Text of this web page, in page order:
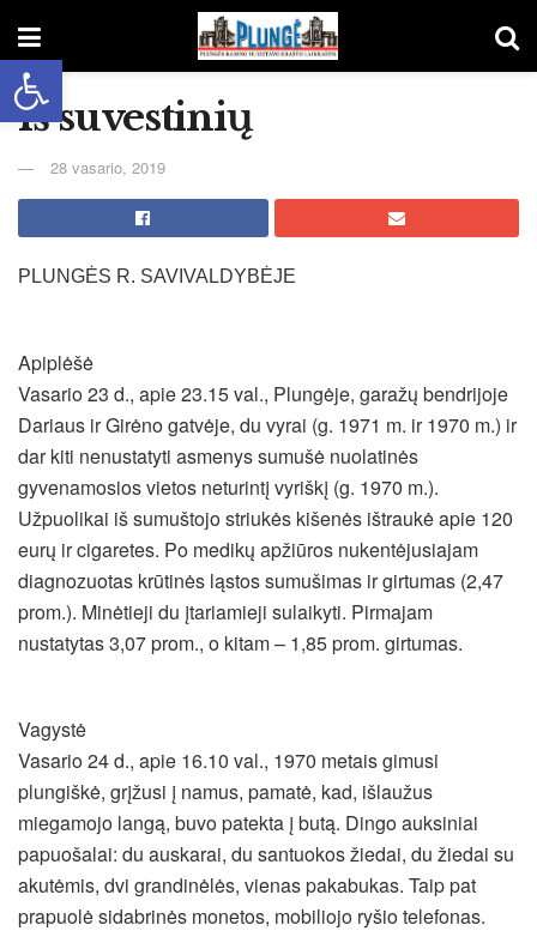
Open toolbar
Iš suvestinių
28 vasario, 2019
PLUNGĖS R. SAVIVALDYBĖJE
Apiplėšė
Vasario 23 d., apie 23.15 val., Plungėje, garažų bendrijoje
Dariaus ir Girėno gatvėje, du vyrai (g. 1971 m. ir 1970 m.) ir
dar kiti nenustatyti asmenys sumušė nuolatinės
gyvenamosios vietos neturintį vyriškį (g. 1970 m.).
Užpuolikai iš sumuštojo striukės kišenės ištraukė apie 120
eurų ir cigaretes. Po medikų apžiūros nukentėjusiajam
diagnozuotas krūtinės ląstos sumušimas ir girtumas (2,47
prom.). Minėtieji du įtariamieji sulaikyti. Pirmajam
nustatytas 3,07 prom., o kitam – 1,85 prom. girtumas.
Vagystė
Vasario 24 d., apie 16.10 val., 1970 metais gimusi
plungiškė, grįžusi į namus, pamatė, kad, išlaužus
miegamojo langą, buvo patekta į butą. Dingo auksiniai
papuošalai: du auskarai, du santuokos žiedai, du žiedai su
akutėmis, dvi grandinėlės, vienas pakabukas. Taip pat
prapuolė sidabrinės monetos, mobiliojo ryšio telefonas.